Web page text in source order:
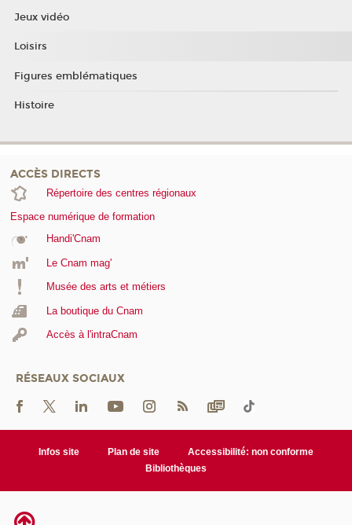
Jeux vidéo
Loisirs
Figures emblématiques
Histoire
ACCÈS DIRECTS
Répertoire des centres régionaux
Espace numérique de formation
Handi'Cnam
Le Cnam mag'
Musée des arts et métiers
La boutique du Cnam
Accès à l'intraCnam
RÉSEAUX SOCIAUX
Infos site Plan de site
Accessibilité: non conforme
Bibliothèques